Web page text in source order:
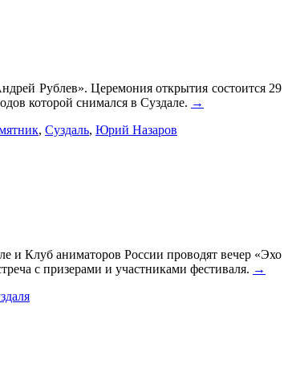
Рублев». Церемония открытия состоится 29
которой снимался в Суздале. →
, Суздаль, Юрий Назаров
и Клуб аниматоров России проводят вечер «Эхо
с призерами и участниками фестиваля. →